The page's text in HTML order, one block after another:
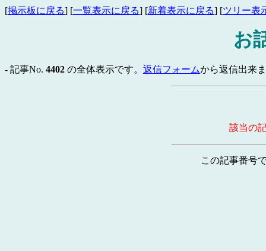
[掲示板に戻る] [一覧表示に戻る] [新着表示に戻る] [ツリー表
お
- 記事No. 4402 の全体表示です。 返信フォームから返信出来
該当の
この記事番号